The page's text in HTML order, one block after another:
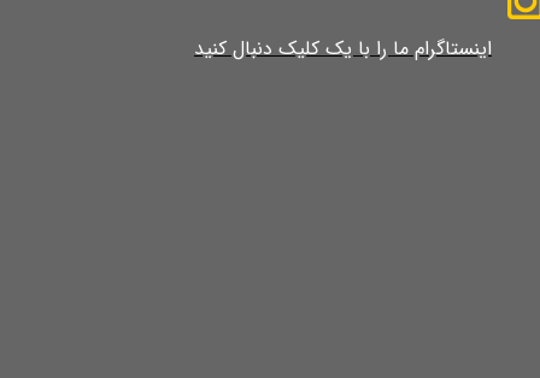
​​​​​​​​​اینستاگرام ما را با یک کلیک دنبال کنید